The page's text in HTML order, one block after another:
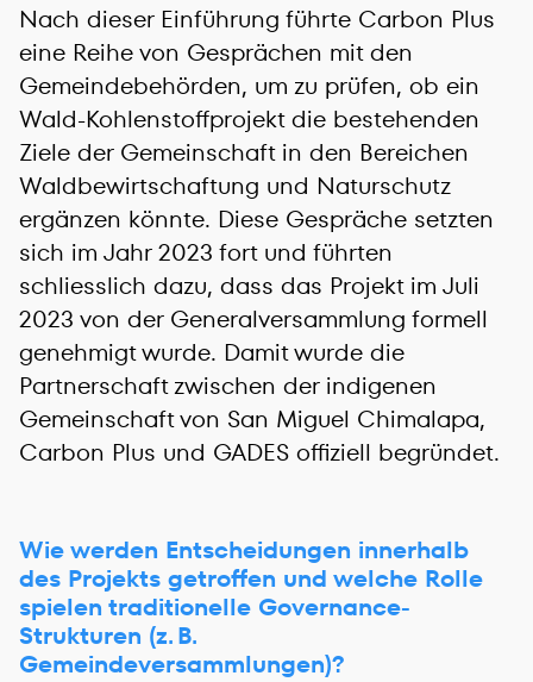
Nach dieser Einführung führte Carbon Plus
eine Reihe von Gesprächen mit den
Gemeindebehörden, um zu prüfen, ob ein
Wald-Kohlenstoffprojekt die bestehenden
Ziele der Gemeinschaft in den Bereichen
Waldbewirtschaftung und Naturschutz
ergänzen könnte. Diese Gespräche setzten
sich im Jahr 2023 fort und führten
schliesslich dazu, dass das Projekt im Juli
2023 von der Generalversammlung formell
genehmigt wurde. Damit wurde die
Partnerschaft zwischen der indigenen
Gemeinschaft von San Miguel Chimalapa,
Carbon Plus und GADES offiziell begründet.
Wie werden Entscheidungen innerhalb
des Projekts getroffen und welche Rolle
spielen traditionelle Governance-
Strukturen (z. B.
Gemeindeversammlungen)?